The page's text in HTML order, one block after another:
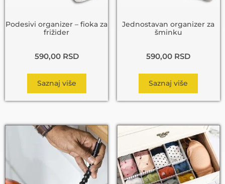
Podesivi organizer – fioka za
frižider
590,00 RSD
Saznaj više
Jednostavan organizer za
šminku
590,00 RSD
Saznaj više